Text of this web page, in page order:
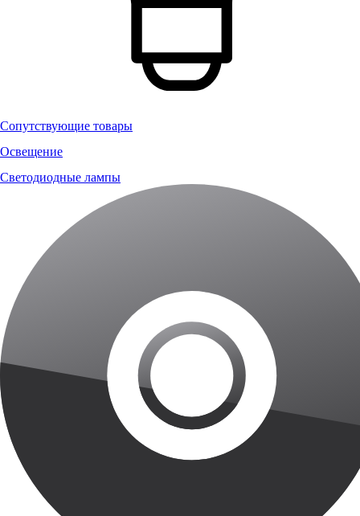
Сопутствующие товары
Освещение
Светодиодные лампы